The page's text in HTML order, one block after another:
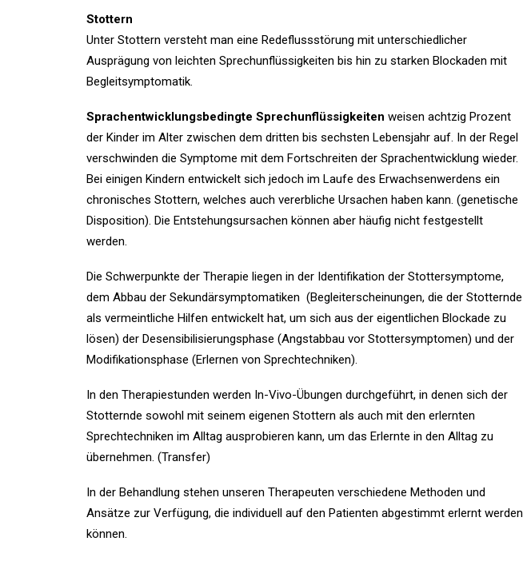
Stottern
Unter Stottern versteht man eine Redeflussstörung mit unterschiedlicher
Ausprägung von leichten Sprechunflüssigkeiten bis hin zu starken Blockaden mit
Begleitsymptomatik.
Sprachentwicklungsbedingte Sprechunflüssigkeiten weisen achtzig Prozent
der Kinder im Alter zwischen dem dritten bis sechsten Lebensjahr auf. In der Regel
verschwinden die Symptome mit dem Fortschreiten der Sprachentwicklung wieder.
Bei einigen Kindern entwickelt sich jedoch im Laufe des Erwachsenwerdens ein
chronisches Stottern, welches auch vererbliche Ursachen haben kann. (genetische
Disposition). Die Entstehungsursachen können aber häufig nicht festgestellt
werden.
Die Schwerpunkte der Therapie liegen in der Identifikation der Stottersymptome,
dem Abbau der Sekundärsymptomatiken (Begleiterscheinungen, die der Stotternde
als vermeintliche Hilfen entwickelt hat, um sich aus der eigentlichen Blockade zu
lösen) der Desensibilisierungsphase (Angstabbau vor Stottersymptomen) und der
Modifikationsphase (Erlernen von Sprechtechniken).
In den Therapiestunden werden In-Vivo-Übungen durchgeführt, in denen sich der
Stotternde sowohl mit seinem eigenen Stottern als auch mit den erlernten
Sprechtechniken im Alltag ausprobieren kann, um das Erlernte in den Alltag zu
übernehmen. (Transfer)
In der Behandlung stehen unseren Therapeuten verschiedene Methoden und
Ansätze zur Verfügung, die individuell auf den Patienten abgestimmt erlernt werden
können.